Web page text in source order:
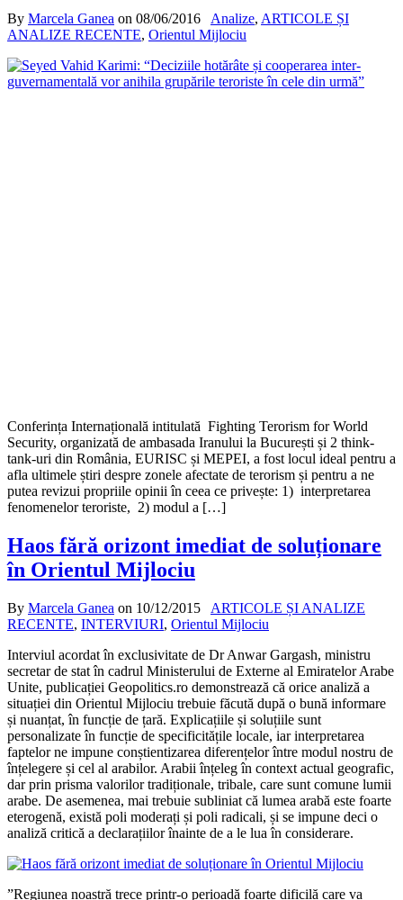
By Marcela Ganea on 08/06/2016 Analize, ARTICOLE ȘI
ANALIZE RECENTE, Orientul Mijlociu
Conferința Internațională intitulată Fighting Terorism for World
Security, organizată de ambasada Iranului la București și 2 think-
tank-uri din România, EURISC și MEPEI, a fost locul ideal pentru a
afla ultimele știri despre zonele afectate de terorism și pentru a ne
putea revizui propriile opinii în ceea ce privește: 1) interpretarea
fenomenelor teroriste, 2) modul a […]
Haos fără orizont imediat de soluționare
în Orientul Mijlociu
By Marcela Ganea on 10/12/2015
ARTICOLE ȘI ANALIZE
RECENTE, INTERVIURI, Orientul Mijlociu
Interviul acordat în exclusivitate de Dr Anwar Gargash, ministru
secretar de stat în cadrul Ministerului de Externe al Emiratelor Arabe
Unite, publicației Geopolitics.ro demonstrează că orice analiză a
situației din Orientul Mijlociu trebuie făcută după o bună informare
și nuanțat, în funcție de țară. Explicațiile și soluțiile sunt
personalizate în funcție de specificitățile locale, iar interpretarea
faptelor ne impune conștientizarea diferențelor între modul nostru de
înțelegere și cel al arabilor. Arabii înțeleg în context actual geografic,
dar prin prisma valorilor tradiționale, tribale, care sunt comune lumii
arabe. De asemenea, mai trebuie subliniat că lumea arabă este foarte
eterogenă, există poli moderați și poli radicali, și se impune deci o
analiză critică a declarațiilor înainte de a le lua în considerare.
”Regiunea noastră trece printr-o perioadă foarte dificilă care va